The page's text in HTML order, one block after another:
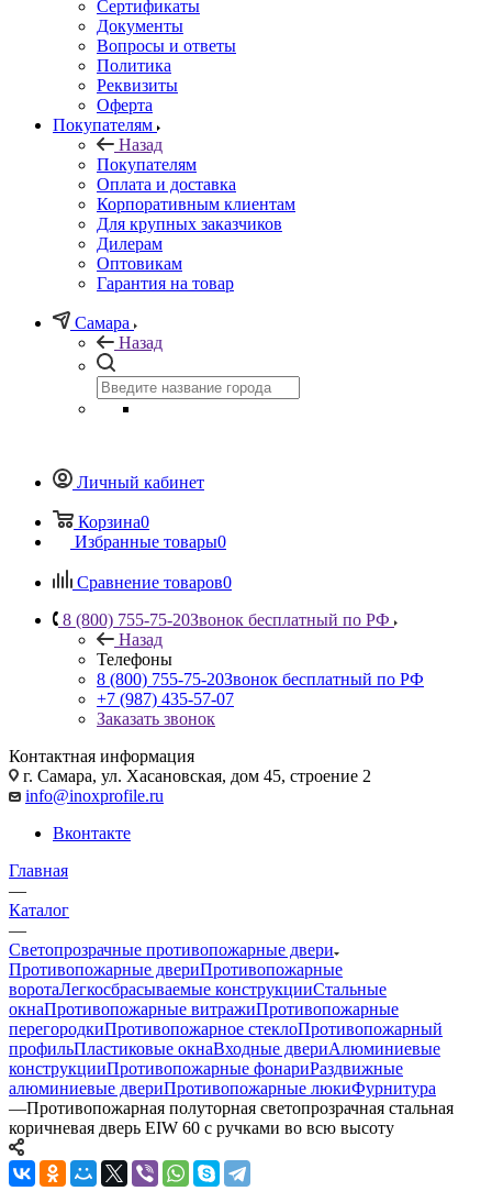
Сертификаты
Документы
Вопросы и ответы
Политика
Реквизиты
Оферта
Покупателям
Назад
Покупателям
Оплата и доставка
Корпоративным клиентам
Для крупных заказчиков
Дилерам
Оптовикам
Гарантия на товар
Самара
Назад
Личный кабинет
Корзина0
Избранные товары0
Сравнение товаров0
8 (800) 755-75-20Звонок бесплатный по РФ
Назад
Телефоны
8 (800) 755-75-20Звонок бесплатный по РФ
+7 (987) 435-57-07
Заказать звонок
Контактная информация
г. Самара, ул. Хасановская, дом 45, строение 2
info@inoxprofile.ru
Вконтакте
Главная
—
Каталог
—
Светопрозрачные противопожарные двери
Противопожарные двериПротивопожарные
воротаЛегкосбрасываемые конструкцииСтальные
окнаПротивопожарные витражиПротивопожарные
перегородкиПротивопожарное стеклоПротивопожарный
профильПластиковые окнаВходные двериАлюминиевые
конструкцииПротивопожарные фонариРаздвижные
алюминиевые двериПротивопожарные люкиФурнитура
—Противопожарная полуторная светопрозрачная стальная
коричневая дверь EIW 60 с ручками во всю высоту